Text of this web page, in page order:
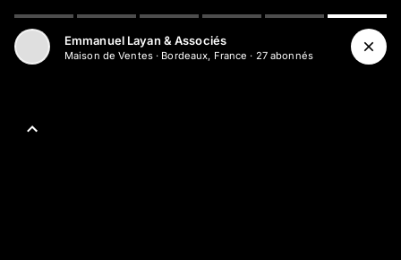
Emmanuel Layan & Associés
Maison de Ventes· Bordeaux, France · 27abonnés